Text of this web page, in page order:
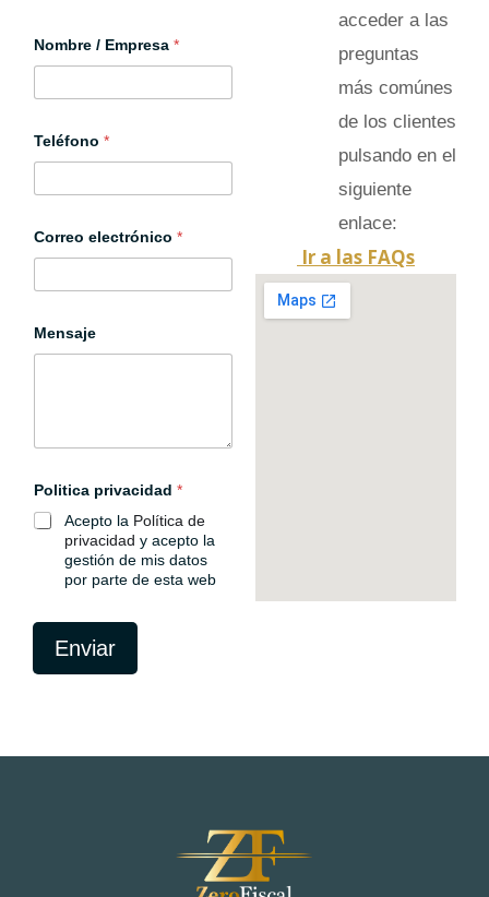
Nombre / Empresa *
m
p
e
a
T
l
f
e
Teléfono *
Correo electrónico *
Mensaje
Politica privacidad *
Acepto la Política de
privacidad y acepto la
gestión de mis datos
por parte de esta web
Enviar
acceder a las
preguntas
más comúnes
de los clientes
pulsando en el
siguiente
enlace:
Ir a las FAQs